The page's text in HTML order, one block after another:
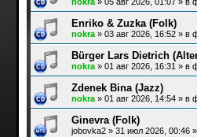
Enriko & Zuzka (Folk)
nokra» 03 авг 2026, 16:52» в
Bürger Lars Dietrich
nokra» 01 авг 2026, 16:31 » в
Zdenek Bina (Jazz)
nokra» 01 авг 2026, 14:54» в
Ginevra (Folk)
jobovka2» 31 июл 2026, 00:46»